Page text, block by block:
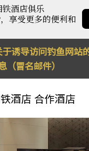
酒店俱乐
享受更多的便利和
于诱导访问钓鱼网站
（冒名邮件）
酒店 合作酒店